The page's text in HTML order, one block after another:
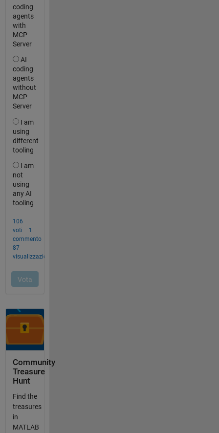
Community
Treasure
Hunt
Find the
treasures
in
MATLAB